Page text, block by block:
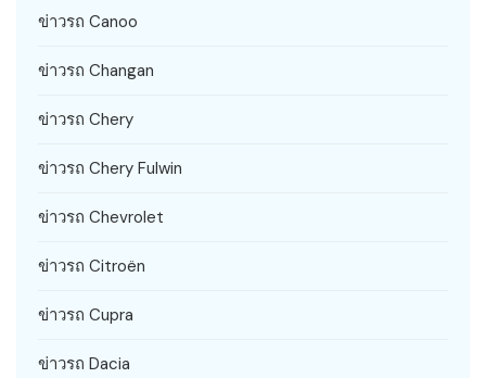
ข่าวรถ Canoo
ข่าวรถ Changan
ข่าวรถ Chery
ข่าวรถ Chery Fulwin
ข่าวรถ Chevrolet
ข่าวรถ Citroën
ข่าวรถ Cupra
ข่าวรถ Dacia